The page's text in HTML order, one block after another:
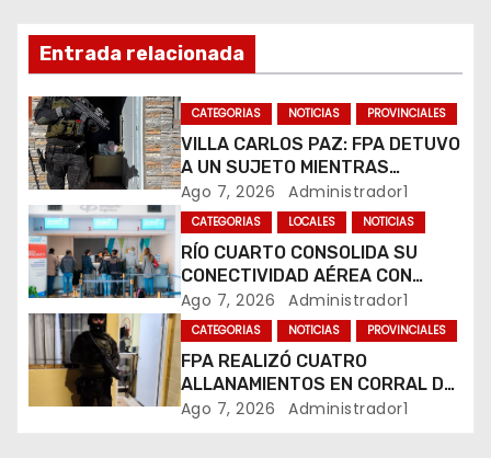
n
d
e
e
n
t
r
a
Entrada relacionada
CATEGORIAS NOTICIAS PROVINCIALES
VILLA CARLOS PAZ: FPA DETUVO
A UN SUJETO MIENTRAS
COMERCIALIZABA COCAÍNA Y
MARIHUANA EN UNA PLAZA
Ago 7, 2026 Administrador1
CATEGORIAS LOCALES NOTICIAS
RÍO CUARTO CONSOLIDA SU
CONECTIVIDAD AÉREA CON
CUATRO VUELOS SEMANALES A
BUENOS AIRES
Ago 7, 2026 Administrador1
CATEGORIAS NOTICIAS PROVINCIALES
FPA REALIZÓ CUATRO
ALLANAMIENTOS EN CORRAL DE
BUSTOS-IFFLINGER
Ago 7, 2026 Administrador1